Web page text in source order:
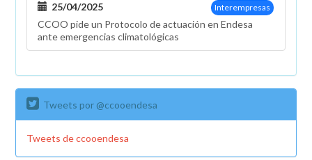
Interempresas
25/04/2025
CCOO pide un Protocolo de actuación en Endesa
ante emergencias climatológicas
Tweets por @ccooendesa
Tweets de ccooendesa